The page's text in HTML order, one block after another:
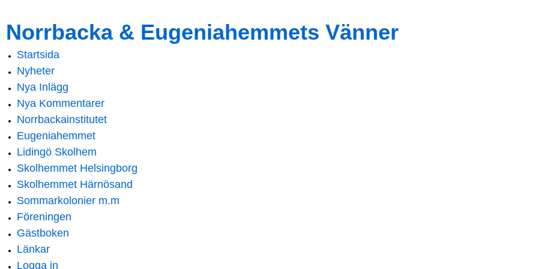
main
content
navigation
Norrbacka & Eugeniahemmets Vänner
Main menu
Startsida
Nyheter
Nya Inlägg
Nya Kommentarer
Norrbackainstitutet
Eugeniahemmet
Lidingö Skolhem
Skolhemmet Helsingborg
Skolhemmet Härnösand
Sommarkolonier m.m
Föreningen
Gästboken
Länkar
Logga in